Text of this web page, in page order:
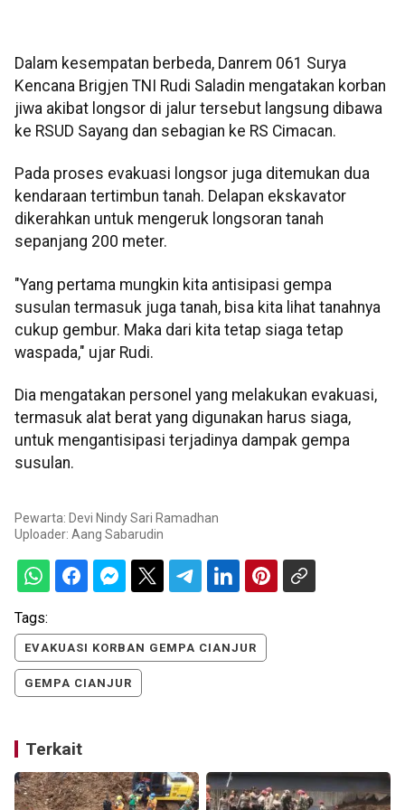
Dalam kesempatan berbeda, Danrem 061 Surya
Kencana Brigjen TNI Rudi Saladin mengatakan korban
jiwa akibat longsor di jalur tersebut langsung dibawa
ke RSUD Sayang dan sebagian ke RS Cimacan.
Pada proses evakuasi longsor juga ditemukan dua
kendaraan tertimbun tanah. Delapan ekskavator
dikerahkan untuk mengeruk longsoran tanah
sepanjang 200 meter.
"Yang pertama mungkin kita antisipasi gempa
susulan termasuk juga tanah, bisa kita lihat tanahnya
cukup gembur. Maka dari kita tetap siaga tetap
waspada," ujar Rudi.
Dia mengatakan personel yang melakukan evakuasi,
termasuk alat berat yang digunakan harus siaga,
untuk mengantisipasi terjadinya dampak gempa
susulan.
Pewarta: Devi Nindy Sari Ramadhan
Uploader: Aang Sabarudin
Tags:
EVAKUASI KORBAN GEMPA CIANJUR
GEMPA CIANJUR
Terkait